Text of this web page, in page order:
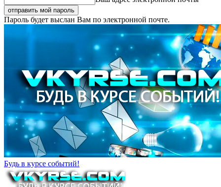
Пароль будет выслан Вам по электронной почте.
Будь в курсе событий!